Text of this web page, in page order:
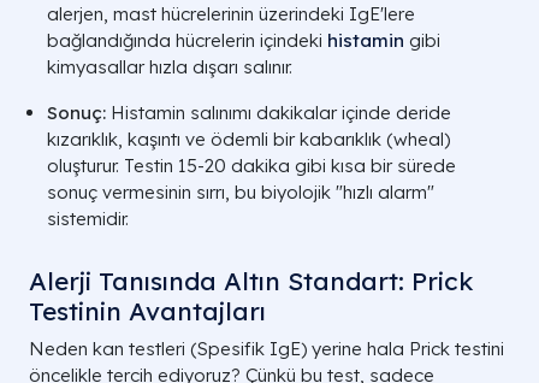
alerjen, mast hücrelerinin üzerindeki IgE'lere
bağlandığında hücrelerin içindeki histamin gibi
kimyasallar hızla dışarı salınır.
Sonuç: Histamin salınımı dakikalar içinde deride
kızarıklık, kaşıntı ve ödemli bir kabarıklık (wheal)
oluşturur. Testin 15-20 dakika gibi kısa bir sürede
sonuç vermesinin sırrı, bu biyolojik "hızlı alarm"
sistemidir.
Alerji Tanısında Altın Standart: Prick
Testinin Avantajları
Neden kan testleri (Spesifik IgE) yerine hala Prick testini
öncelikle tercih ediyoruz? Çünkü bu test, sadece